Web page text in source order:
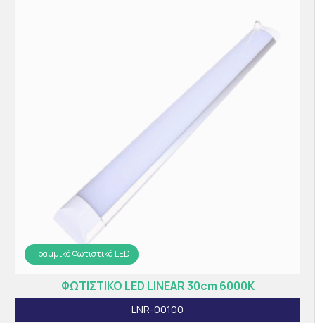
Γραμμικά Φωτιστικά LED
ΦΩΤΙΣΤΙΚΟ LED LINEAR 30cm 6000K
LNR-00100